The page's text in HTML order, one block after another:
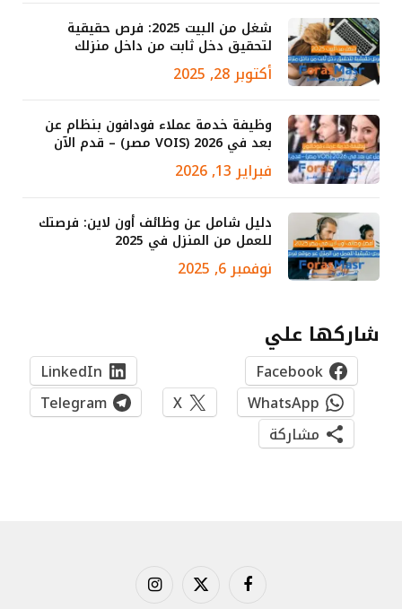
شغل من البيت 2025: فرص حقيقية
لتحقيق دخل ثابت من داخل منزلك
أكتوبر 28, 2025
وظيفة خدمة عملاء فودافون بنظام عن
بعد في 2026 (VOIS مصر) – قدم الآن
فبراير 13, 2026
دليل شامل عن وظائف أون لاين: فرصتك
للعمل من المنزل في 2025
نوفمبر 6, 2025
شاركها علي
Facebook
LinkedIn
WhatsApp
X
Telegram
مشاركة
فيسبوك X الانستغرام